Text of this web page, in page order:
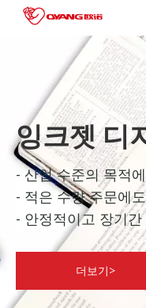
잉크젯 디
- 산업 수준의 목적
- 적은 수량 주문에
- 안정적이고 장기
더보기>